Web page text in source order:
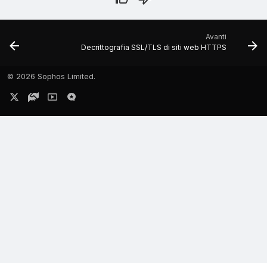
Avanti
Decrittografia SSL/TLS di siti web HTTPS
© 2026 Sophos Limited.